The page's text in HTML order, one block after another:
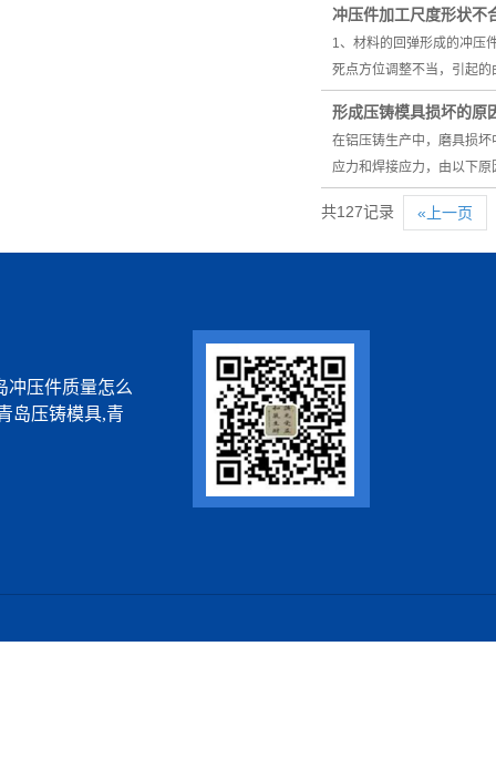
冲压件加工尺度形状不
1、材料的回弹形成的冲压
死点方位调整不当，引起
形成压铸模具损坏的原
在铝压铸生产中，磨具损
应力和焊接应力，由以下
共127记录 «上一页
冲压件质量怎么
岛压铸模具,青